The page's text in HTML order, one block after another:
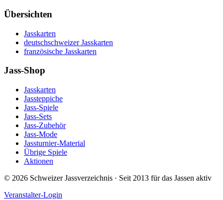
Übersichten
Jasskarten
deutschschweizer Jasskarten
französische Jasskarten
Jass-Shop
Jasskarten
Jassteppiche
Jass-Spiele
Jass-Sets
Jass-Zubehör
Jass-Mode
Jassturnier-Material
Übrige Spiele
Aktionen
© 2026 Schweizer Jassverzeichnis · Seit 2013 für das Jassen aktiv
Veranstalter-Login